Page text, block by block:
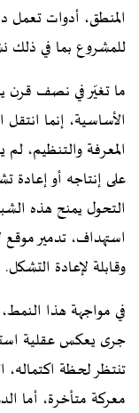
المنطق، أدوات تعمل
للمشروع بما في ذلك
ما تغيّر في نصف قرن
الأساسية، إنما
المعرفة والتنظيم،
على إنتاجه أو إعادة
التحول يمنح هذه
استهداف، تدمير موقع
وقابلة لإعادة التشكل.
في مواجهة هذا النمط،
جرى يعكس عقلية
تنتظر لحظة
معركة متأخرة، أما